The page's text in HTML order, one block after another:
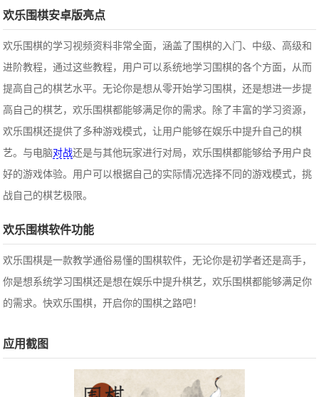
欢乐围棋安卓版亮点
欢乐围棋的学习视频资料非常全面，涵盖了围棋的入门、中级、高级和
进阶教程，通过这些教程，用户可以系统地学习围棋的各个方面，从而
提高自己的棋艺水平。无论你是想从零开始学习围棋，还是想进一步提
高自己的棋艺，欢乐围棋都能够满足你的需求。除了丰富的学习资源，
欢乐围棋还提供了多种游戏模式，让用户能够在娱乐中提升自己的棋
艺。与电脑对战还是与其他玩家进行对局，欢乐围棋都能够给予用户良
好的游戏体验。用户可以根据自己的实际情况选择不同的游戏模式，挑
战自己的棋艺极限。
欢乐围棋软件功能
欢乐围棋是一款教学通俗易懂的围棋软件，无论你是初学者还是高手，
你是想系统学习围棋还是想在娱乐中提升棋艺，欢乐围棋都能够满足你
的需求。快欢乐围棋，开启你的围棋之路吧！
应用截图